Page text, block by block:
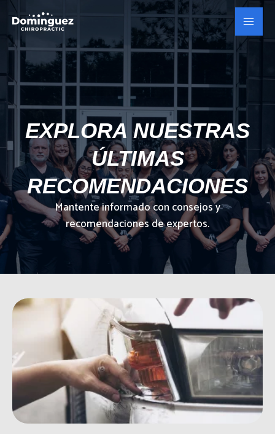
Skip
content
Main
EXPLORA NUESTRAS
ÚLTIMAS
RECOMENDACIONES
Mantente informado con consejos y
recomendaciones de expertos.